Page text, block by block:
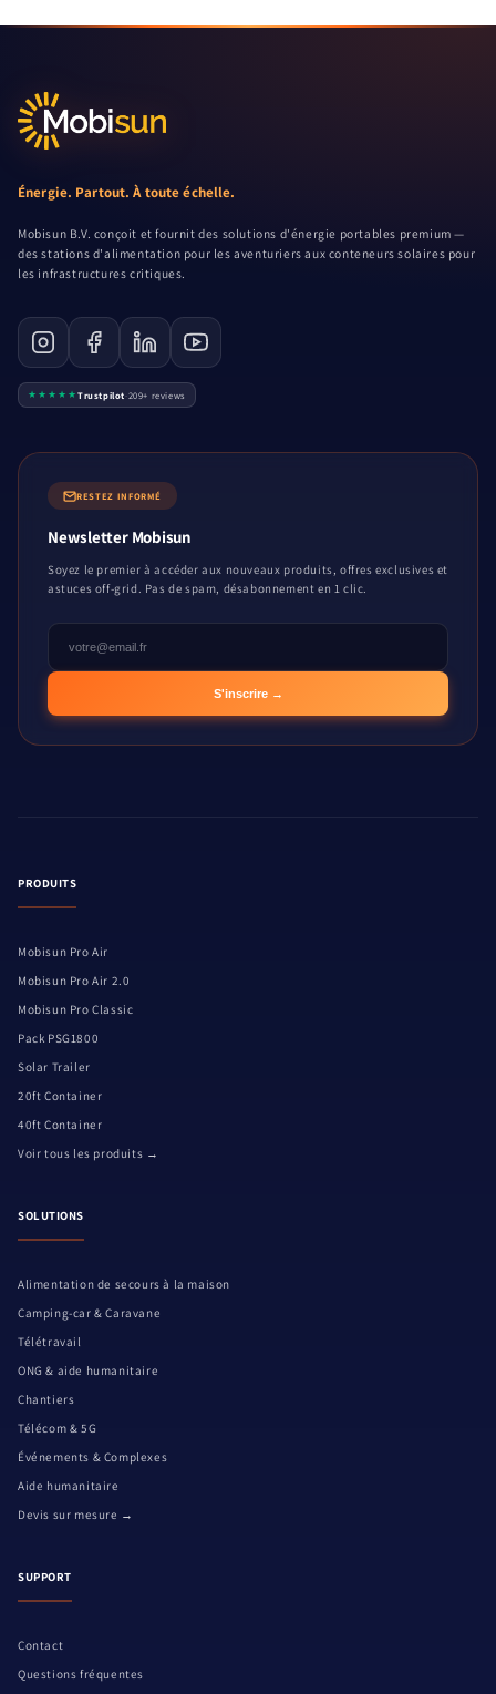
Énergie. Partout. À toute échelle.
Mobisun B.V. conçoit et fournit des solutions d'énergie portables premium —
des stations d'alimentation pour les aventuriers aux conteneurs solaires pour
les infrastructures critiques.
★★★★★Trustpilot·209+ reviews
RESTEZ INFORMÉ
Newsletter Mobisun
Soyez le premier à accéder aux nouveaux produits, offres exclusives et
astuces off-grid. Pas de spam, désabonnement en 1 clic.
S'inscrire →
PRODUITS
Mobisun Pro Air
Mobisun Pro Air 2.0
Mobisun Pro Classic
Pack PSG1800
Solar Trailer
20ft Container
40ft Container
Voir tous les produits →
SOLUTIONS
Alimentation de secours à la maison
Camping-car & Caravane
Télétravail
ONG & aide humanitaire
Chantiers
Télécom & 5G
Événements & Complexes
Aide humanitaire
Devis sur mesure →
SUPPORT
Contact
Questions fréquentes